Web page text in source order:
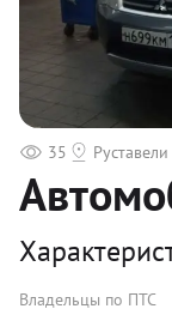
Владельцы по ПТС
35